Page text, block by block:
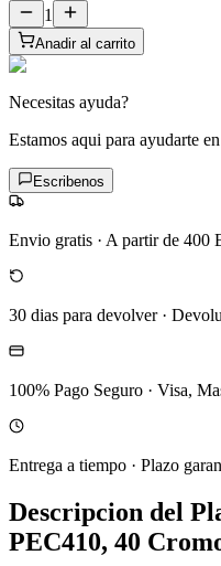
1
Anadir al carrito
Necesitas ayuda?
Estamos aqui para ayudarte
Escribenos
Envio gratis · A partir de 400
30 dias para devolver·
100% Pago Seguro · Visa,
Entrega a tiempo · Plazo
Descripcion del
PEC410, 40